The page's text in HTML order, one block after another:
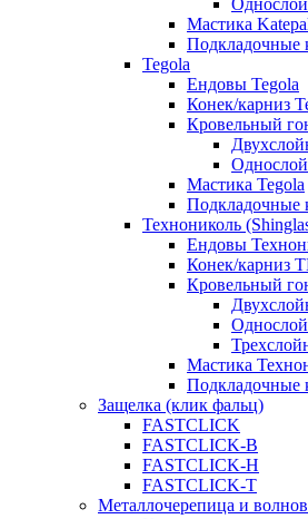
Мастика
Подкладочные
Tegola
Ендовы Tegola
Конек/карниз
Кровельный
Мастика Tegola
Подкладочные
Технониколь
Ендовы
Конек/карниз
Кровельный
Мастика
Подкладочные
Защелка (клик фальц)
FASTCLICK
FASTCLICK-B
FASTCLICK-H
FASTCLICK-T
Металлочерепица и